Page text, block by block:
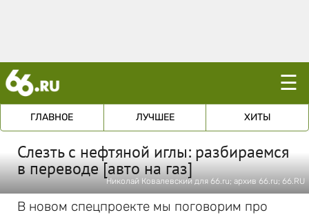
☰
ГЛАВНОЕ ЛУЧШЕЕ ХИТЫ
Слезть с нефтяной иглы: разбираемся
в переводе [авто на газ]
Николай Ковалевский для 66.ru; архив 66.ru; 66.RU
В новом спецпроекте мы поговорим про